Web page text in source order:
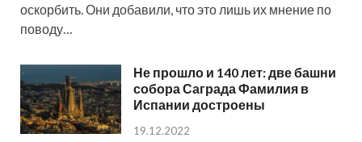
оскорбить. Они добавили, что это лишь их мнение по
поводу…
Не прошло и 140 лет: две башни
собора Саграда Фамилия в
Испании достроены
19.12.2022